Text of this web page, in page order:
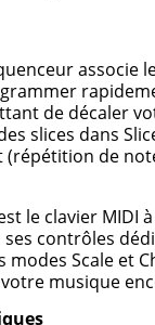
associe
de décaler
slices dans
(répétition de
est le clavier
ses contrôles
modes Scale et
musique